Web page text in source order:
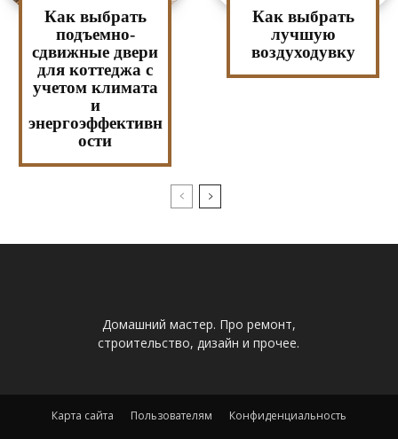
Как выбрать
подъемно-
сдвижные двери
для коттеджа с
учетом климата
и
энергоэффективн
ости
Как выбрать
лучшую
воздуходувку
Домашний мастер. Про ремонт,
строительство, дизайн и прочее.
Карта сайта Пользователям Конфиденциальность